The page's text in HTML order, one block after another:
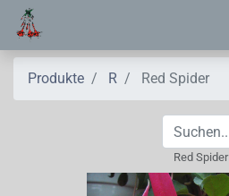
Produkte R Red Spider
Red Spider